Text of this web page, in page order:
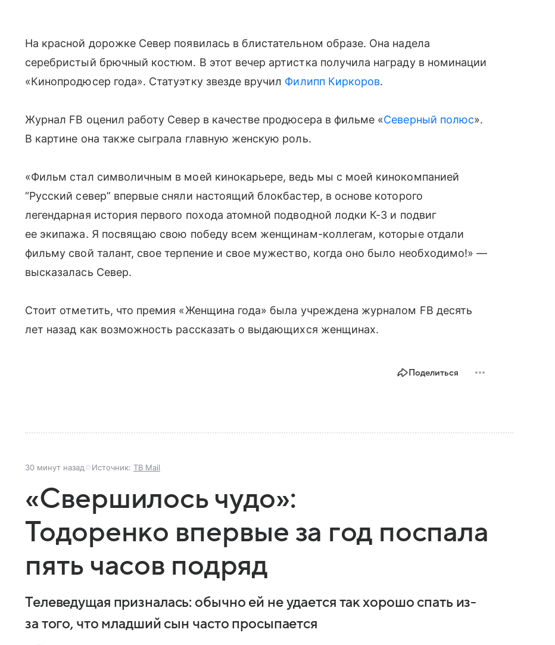
На красной дорожке Север появилась в блистательном образе. Она надела
серебристый брючный костюм. В этот вечер артистка получила награду в номинации
«Кинопродюсер года». Статуэтку звезде вручил Филипп Киркоров.
Журнал FB оценил работу Север в качестве продюсера в фильме «Северный полюс».
В картине она также сыграла главную женскую роль.
«Фильм стал символичным в моей кинокарьере, ведь мы с моей кинокомпанией
“Русский север” впервые сняли настоящий блокбастер, в основе которого
легендарная история первого похода атомной подводной лодки К-3 и подвиг
ее экипажа. Я посвящаю свою победу всем женщинам-коллегам, которые отдали
фильму свой талант, свое терпение и свое мужество, когда оно было необходимо!» —
высказалась Север.
Стоит отметить, что премия «Женщина года» была учреждена журналом FB десять
лет назад как возможность рассказать о выдающихся женщинах.
Поделиться
30 минут назад Источник: ТВ Mail
«Свершилось чудо»:
Тодоренко впервые за год поспала
пять часов подряд
Телеведущая призналась: обычно ей не удается так хорошо спать из-
за того, что младший сын часто просыпается